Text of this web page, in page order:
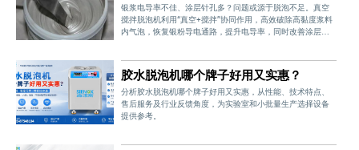
银浆电导率不佳、涂层针孔多？问题或源于脱泡不足。真空
搅拌脱泡机利用“真空+搅拌”协同作用，高效破除高黏度浆料
内气泡，恢复银粉导电通路，提升电导率，同时改善涂层平
胶水脱泡机哪个牌子好用又实惠？
分析胶水脱泡机哪个牌子好用又实惠，从性能、技术特点、
售后服务及行业反馈角度，为实验室和小批量生产选择设备
提供参考。